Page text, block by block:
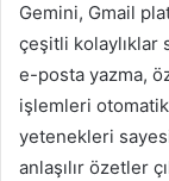
Gemini, Gmail
çeşitli kolaylıklar
e-posta yazma,
işlemleri
yetenekleri
anlaşılır özetler